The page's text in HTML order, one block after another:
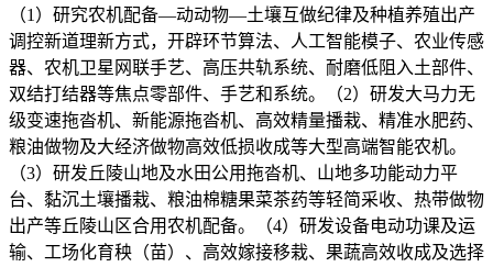
（1）研究农机配备—动动物—土壤互做纪律及种植养殖出产
调控新道理新方式，开辟环节算法、人工智能模子、农业传感
器、农机卫星网联手艺、高压共轨系统、耐磨低阻入土部件、
双结打结器等焦点零部件、手艺和系统。（2）研发大马力无
级变速拖沓机、新能源拖沓机、高效精量播栽、精准水肥药、
粮油做物及大经济做物高效低损收成等大型高端智能农机。
（3）研发丘陵山地及水田公用拖沓机、山地多功能动力平
台、黏沉土壤播栽、粮油棉糖果菜茶药等轻简采收、热带做物
出产等丘陵山区合用农机配备。（4）研发设备电动功课及运
输、工场化育秧（苗）、高效嫁接移栽、果蔬高效收成及选择